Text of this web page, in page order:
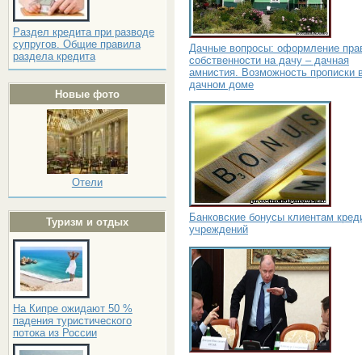
Раздел кредита при разводе
супругов. Общие правила
раздела кредита
Новые фото
Отели
Туризм и отдых
На Кипре ожидают 50 %
падения туристического
потока из России
Дачные вопросы: оформление
собственности на дачу – дачная
амнистия. Возможность прописки
дачном доме
Банковские бонусы клиентам
учреждений